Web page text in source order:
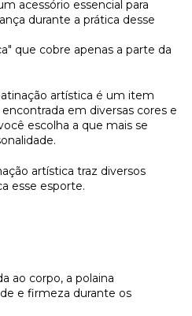
acessório essencial para
durante a prática desse
que cobre apenas a parte da
artística é um item
em diversas cores e
escolha a que mais se
artística traz diversos
esse esporte.
ao corpo, a polaina
e firmeza durante os